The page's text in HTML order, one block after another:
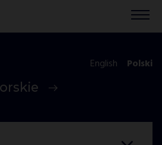
English Polski